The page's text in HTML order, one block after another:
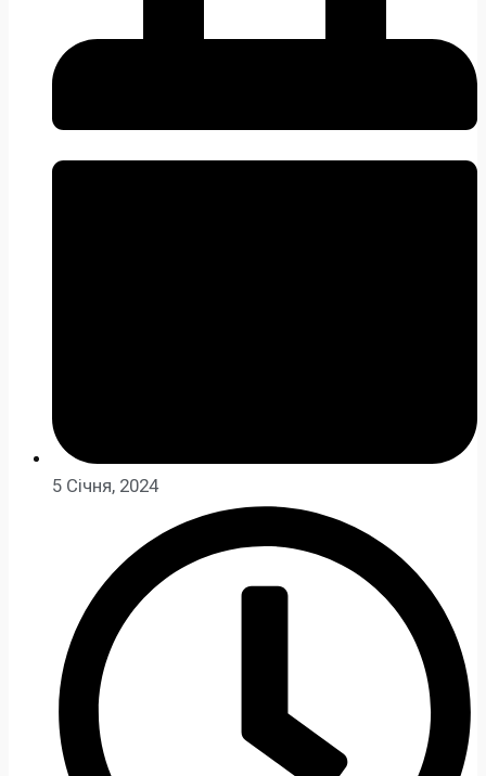
5 Січня, 2024